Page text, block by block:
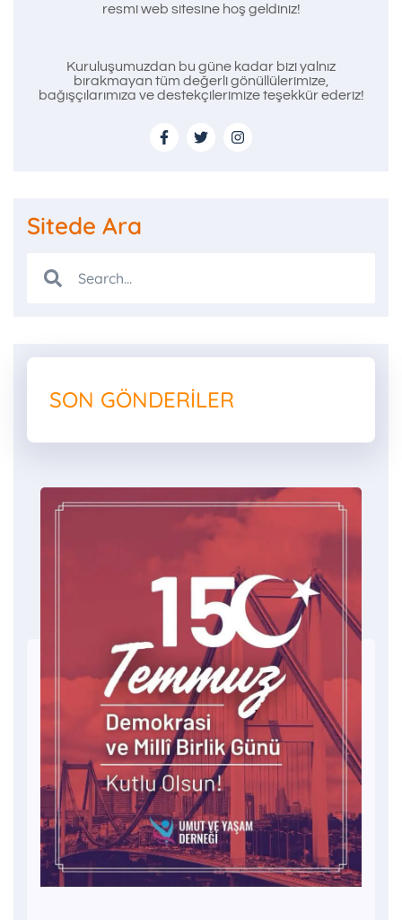
resmi web sitesine hoş geldiniz!
Kuruluşumuzdan bu güne kadar bizi yalnız
bırakmayan tüm değerli gönüllülerimize,
bağışçılarımıza ve destekçilerimize teşekkür ederiz!
Sitede Ara
SON GÖNDERILER